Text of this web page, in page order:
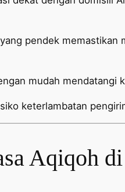
pendek memastikan
mudah mendatangi
keterlambatan
Aqiqoh